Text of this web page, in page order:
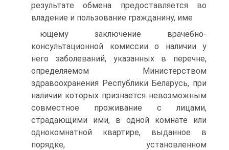
результате об­мена предоставляется во
владение и пользование гражданину, име­
ющему заключение врачебно-
консультационной комиссии о нали­чии у
него заболеваний, указанных в перечне,
определяемом Мини­стерством
здравоохранения Республики Беларусь, при
наличии ко­торых признается невозможным
совместное проживание с лицами,
страдающими ими, в одной комнате или
однокомнатной квартире, выданное в
порядке, установленном